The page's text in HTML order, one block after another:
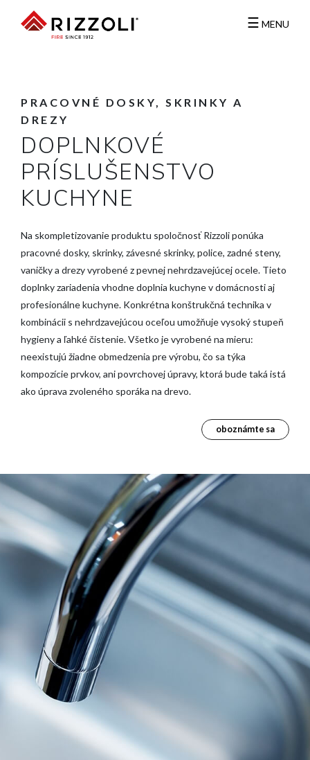
☰ MENU
PRACOVNÉ DOSKY, SKRINKY A
DREZY
DOPLNKOVÉ
PRÍSLUŠENSTVO
KUCHYNE
Na skompletizovanie produktu spoločnosť Rizzoli ponúka
pracovné dosky, skrinky, závesné skrinky, police, zadné steny,
vaničky a drezy vyrobené z pevnej nehrdzavejúcej ocele. Tieto
doplnky zariadenia vhodne doplnia kuchyne v domácnosti aj
profesionálne kuchyne. Konkrétna konštrukčná technika v
kombinácii s nehrdzavejúcou oceľou umožňuje vysoký stupeň
hygieny a ľahké čistenie. Všetko je vyrobené na mieru:
neexistujú žiadne obmedzenia pre výrobu, čo sa týka
kompozície prvkov, ani povrchovej úpravy, ktorá bude taká istá
ako úprava zvoleného sporáka na drevo.
oboznámte sa